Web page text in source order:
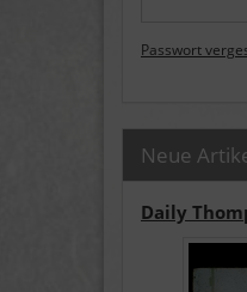
Passwort
Neue
Daily